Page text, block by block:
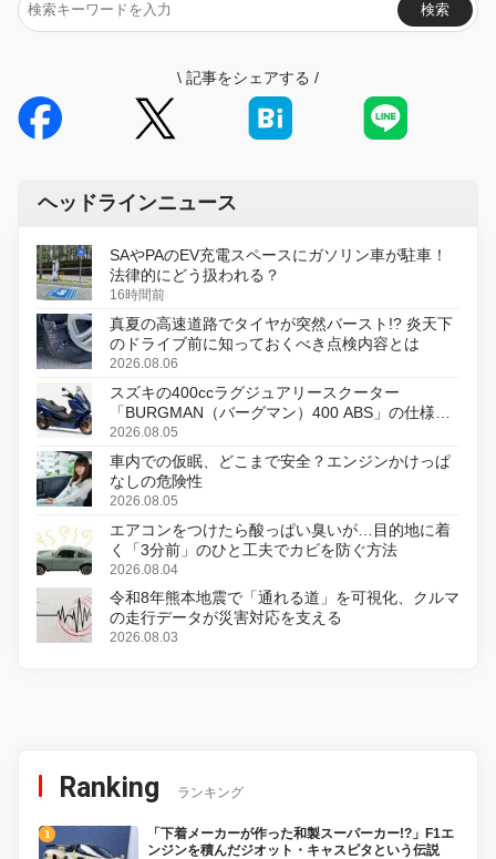
検索
\ 記事をシェアする /
ヘッドラインニュース
SAやPAのEV充電スペースにガソリン車が駐車！
法律的にどう扱われる？
16時間前
真夏の高速道路でタイヤが突然バースト!? 炎天下
のドライブ前に知っておくべき点検内容とは
2026.08.06
スズキの400ccラグジュアリースクーター
「BURGMAN（バーグマン）400 ABS」の仕様を
変更し、8月18日に発売
2026.08.05
車内での仮眠、どこまで安全？エンジンかけっぱ
なしの危険性
2026.08.05
エアコンをつけたら酸っぱい臭いが…目的地に着
く「3分前」のひと工夫でカビを防ぐ方法
2026.08.04
令和8年熊本地震で「通れる道」を可視化、クルマ
の走行データが災害対応を支える
2026.08.03
Ranking ランキング
「下着メーカーが作った和製スーパーカー!?」F1エ
ンジンを積んだジオット・キャスピタという伝説